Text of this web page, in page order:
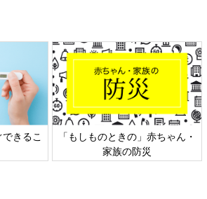
きるこ
「もしものときの」赤ちゃん・
家族の防災